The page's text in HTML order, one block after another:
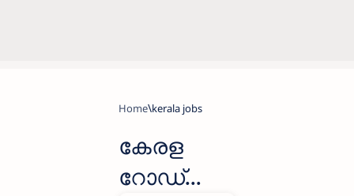
Home kerala jobs
കേരള
റോഡ്